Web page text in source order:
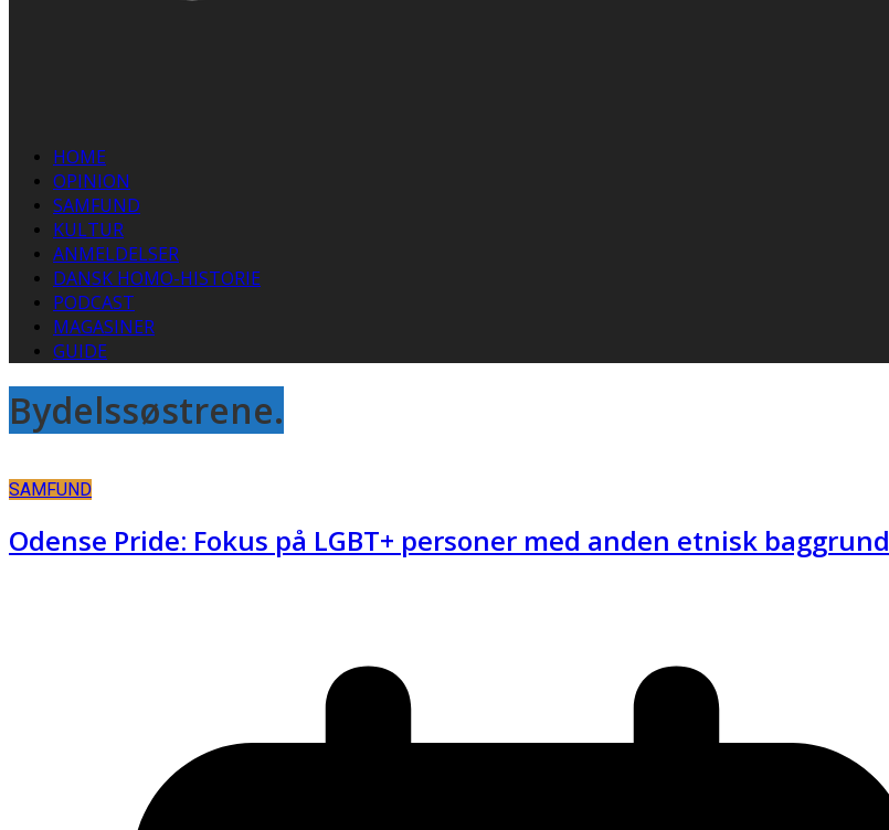
HOME
OPINION
SAMFUND
KULTUR
ANMELDELSER
DANSK HOMO-HISTORIE
PODCAST
MAGASINER
GUIDE
Bydelssøstrene.
SAMFUND
Odense Pride: Fokus på LGBT+ personer med anden etnisk baggrund